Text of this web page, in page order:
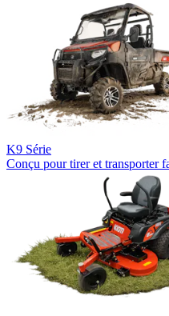
K9 Série
Conçu pour tirer et transporter